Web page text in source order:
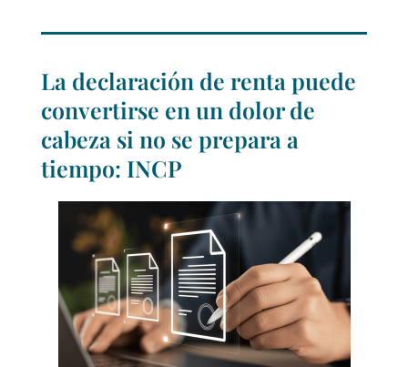
La declaración de renta puede
convertirse en un dolor de
cabeza si no se prepara a
tiempo: INCP